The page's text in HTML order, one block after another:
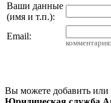
Ваши данные
(имя и т.п.):
Email:
Вы можете добавить